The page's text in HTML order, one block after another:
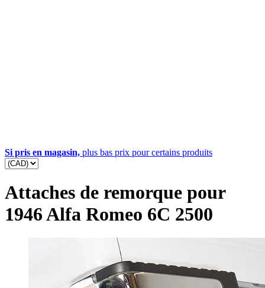
Si pris en magasin, plus bas prix pour certains produits
Attaches de remorque pour
1946 Alfa Romeo 6C 2500